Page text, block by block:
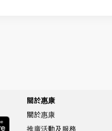
關於惠康
關於惠康
推廣活動及服務